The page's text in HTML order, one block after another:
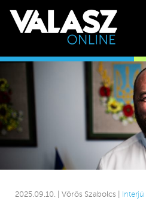
2025.09.10. | Vörös Szabolcs | Interjú